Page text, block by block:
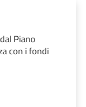
Piano
con i fondi